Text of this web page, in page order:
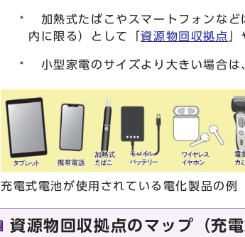
加熱式たばこやスマートフォンな
内に限る）として「資源物回収拠点
小型家電のサイズより大きい場合は
充電式電池が使用されている電化製品の例
資源物回収拠点のマップ（充